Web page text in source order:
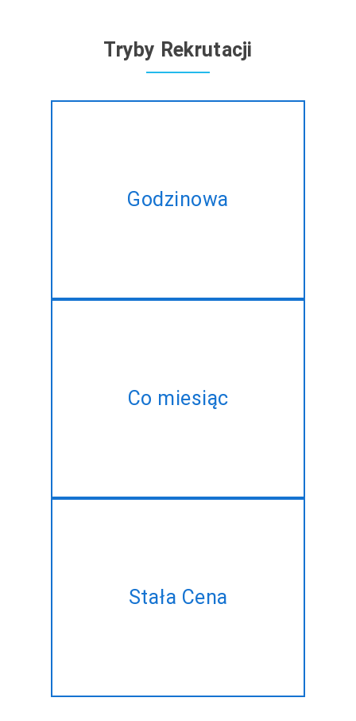
Tryby Rekrutacji
Godzinowa
podstawie stawek
Co miesiąc
kupić jeden i ten sam # # # @
@ @ # # rozwój# w najlepszym
Stała Cena
czasu, aby zarządzać? Zróbmy